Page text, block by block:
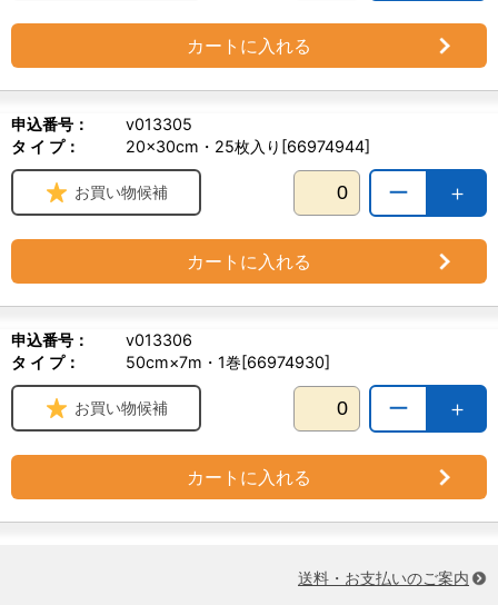
カートに入れる
申込番号：
v013305
タ イ プ：
20×30cm・25枚入り[66974944]
＋
ー
お買い物候補
カートに入れる
申込番号：
v013306
タ イ プ：
50cm×7m・1巻[66974930]
＋
ー
お買い物候補
カートに入れる
送料・お支払いのご案内